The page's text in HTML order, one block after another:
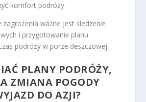
komfort podróży.
zagrożenia ważne jest śledzenie
i przygotowanie planu
podróży w porze deszczowej.
PLANY PODRÓŻY,
ZMIANA POGODY
DO AZJI?